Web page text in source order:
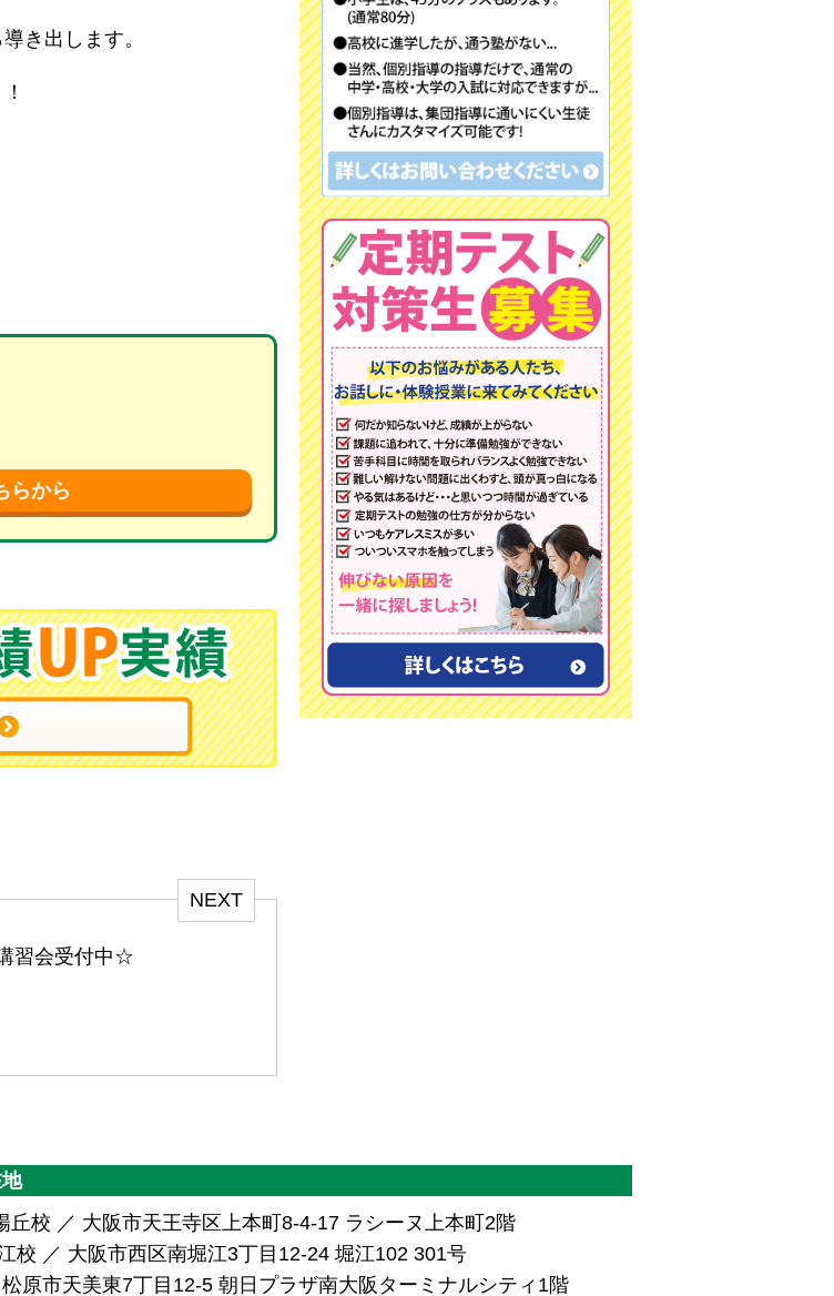
き出します。
らから
NEXT
習会受付中☆
丘校 ／ 大阪市天王寺区上本町8-4-17 ラシーヌ上本町2階
校 ／ 大阪市西区南堀江3丁目12-24 堀江102 301号
原市天美東7丁目12-5 朝日プラザ南大阪ターミナルシティ1階